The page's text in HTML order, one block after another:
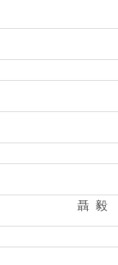
聶 毅